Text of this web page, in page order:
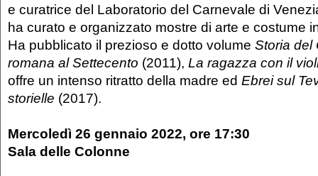
e curatrice del Laboratorio del Carnevale di
ha curato e organizzato mostre di arte e costume
Ha pubblicato il prezioso e dotto volume Storia del
romana al Settecento (2011), La ragazza con il
offre un intenso ritratto della madre ed Ebrei sul
storielle (2017).
Mercoledì 26 gennaio 2022, ore 17:30
Sala delle Colonne